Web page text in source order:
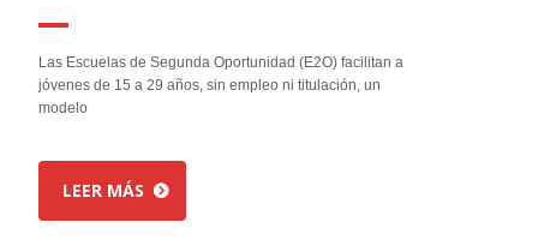
Las Escuelas de Segunda Oportunidad (E2O) facilitan a
jóvenes de 15 a 29 años, sin empleo ni titulación, un
modelo
LEER MÁS